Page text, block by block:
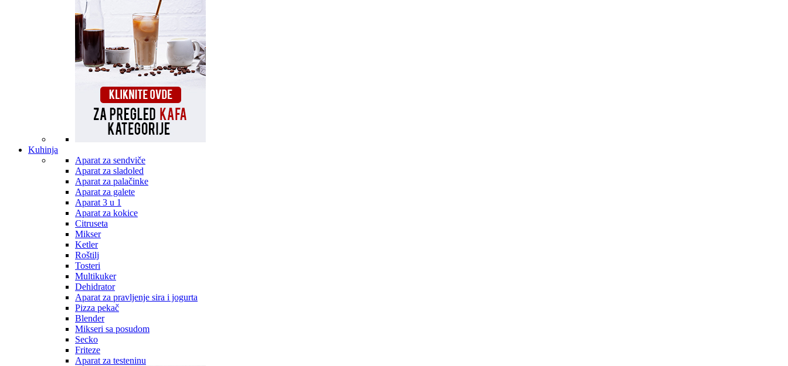
Kuhinja
Aparat za sendviče
Aparat za sladoled
Aparat za palačinke
Aparat za galete
Aparat 3 u 1
Aparat za kokice
Citruseta
Mikser
Ketler
Roštilj
Tosteri
Multikuker
Dehidrator
Aparat za pravljenje sira i jogurta
Pizza pekač
Blender
Mikseri sa posudom
Secko
Friteze
Aparat za testeninu